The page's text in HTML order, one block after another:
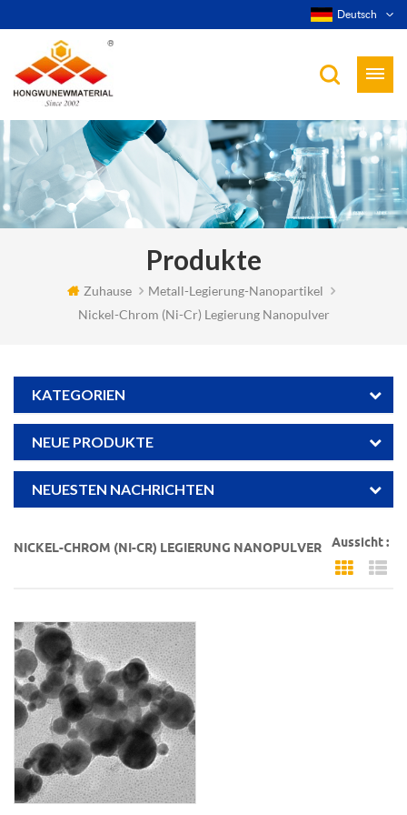
Deutsch
Produkte
Zuhause
Metall-Legierung-Nanopartikel
Nickel-Chrom (Ni-Cr) Legierung Nanopulver
KATEGORIEN
NEUE PRODUKTE
NEUESTEN NACHRICHTEN
NICKEL-CHROM (NI-CR) LEGIERUNG NANOPULVER Aussicht :
Grid